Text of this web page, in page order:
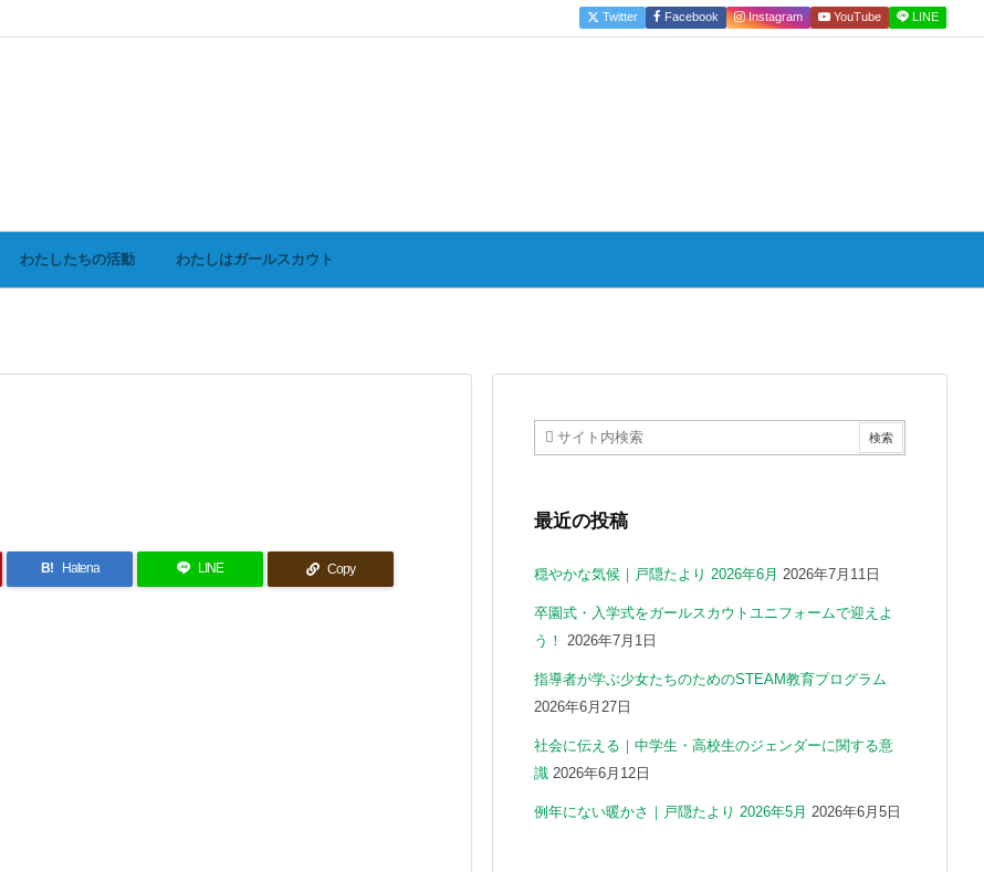
わたしたちの活動 わたしはガールスカウト
Twitter Facebook Instagram YouTube LINE
B! Hatena LINE Copy
最近の投稿
穏やかな気候｜戸隠たより 2026年6月 2026年7月11日
卒園式・入学式をガールスカウトユニフォームで迎えよ
う！ 2026年7月1日
指導者が学ぶ少女たちのためのSTEAM教育プログラム
2026年6月27日
社会に伝える｜中学生・高校生のジェンダーに関する意
識 2026年6月12日
例年にない暖かさ｜戸隠たより 2026年5月 2026年6月5日